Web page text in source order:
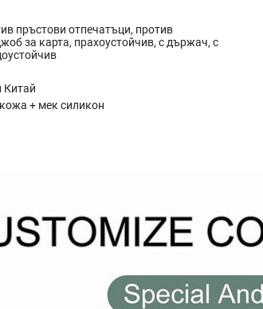
пръстови отпечатъци, против
за карта, прахоустойчив, с държач, с
Китай
+ мек силикон